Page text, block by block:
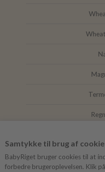
Samtykke til brug af
BabyRiget bruger cookies til at
forbedre brugeroplevelsen. Klik